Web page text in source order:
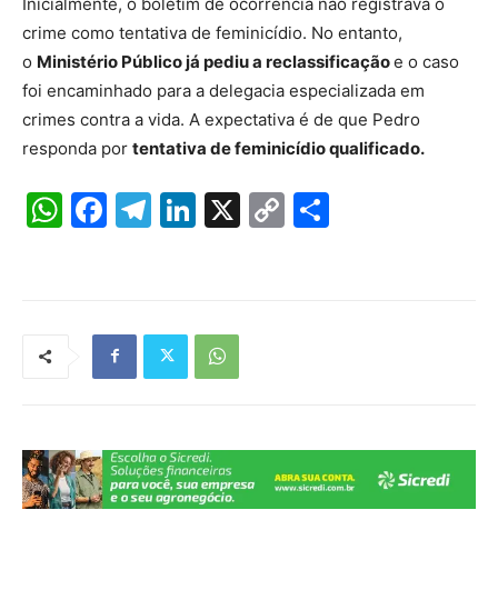
crime como tentativa de feminicídio. No entanto,
o Ministério Público já pediu a reclassificaçãoe o caso
foi encaminhado para a delegacia especializada em
crimes contra a vida. A expectativa é de que Pedro
responda por tentativa de feminicídio qualificado.
W F
b
o
k
T
a
m
Li
dI
n
X
C